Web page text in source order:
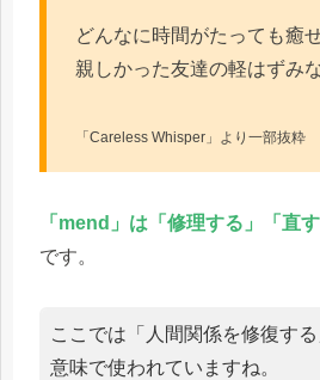
どんなに時間がたっても癒
親しかった友達の軽はずみ
「Careless Whisper」より一部抜粋
「mend」は「修理する」「直す
です。
ここでは「人間関係を修復する
意味で使われていますね。